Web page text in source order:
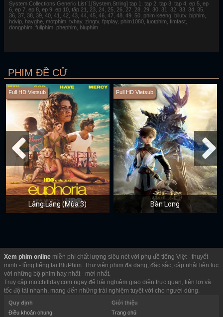
System.Collections.Generic.List`1[System.String] tap 1, tap 2, tap 3, tap 4, ep 5, ep
6, ep 7, ep 8, ep 9, ep 10, tập 21, 23, 24, 25, 26, 27, 28, 29, 30, 31, 32, 33, 34, 35,
36, 37, 38, 39, 40, 41, 42, 43, 44, 45, 46, 47, 48, 49, 50, phim keeng, bilutv, biphim,
hdvip, hayghe, motphim, tvhay, zingtv, fptplay, phim1080, luotphim, fimfast,
dongphim, fullphim, phephim, bluphim
PHIM ĐỀ CỬ
Full HD Vietsub
Lâng Lâng (Mùa 3)
Full HD Vietsub
Bàn Long
Xem phim online miễn phí chất lượng siêu nét với phụ đề tiếng Việt - thuyết
minh - lồng tiếng tại BluPhim. Thư viện phim đa dạng, đặc sắc, cập nhật liên tục
với những bộ phim hay nhất - mới nhất.
Truy cập motchillday.com ngay để trải nghiệm giao diện trực quan, tiện lợi và
tốc độ tải nhanh, mang đến những trải nghiệm tuyệt vời cho người dùng.
Quy định
Điều khoản chung
Giới thiệu
Trang chủ